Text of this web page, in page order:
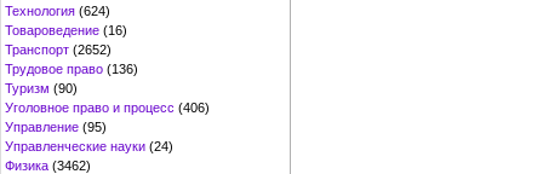
Технология (624)
Товароведение (16)
Транспорт (2652)
Трудовое право (136)
Туризм (90)
Уголовное право и процесс (406)
Управление (95)
Управленческие науки (24)
Физика (3462)